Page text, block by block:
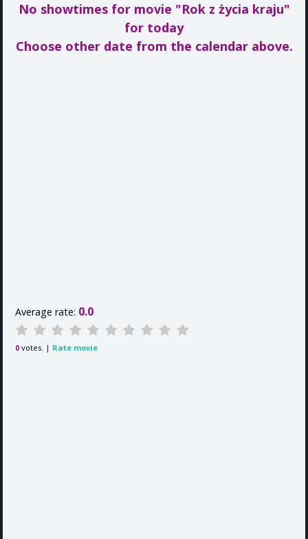
No showtimes for movie "Rok z życia kraju"
for today
Choose other date from the calendar above.
Average rate: 0.0
0 votes. | Rate movie